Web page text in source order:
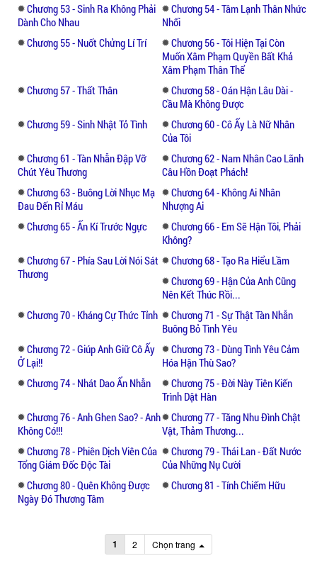
Chương 53 - Sinh Ra Không Phải
Dành Cho Nhau
Chương 54 - Tâm Lạnh Thân Nhức
Nhối
Chương 55 - Nuốt Chửng Lí Trí
Chương 56 - Tôi Hiện Tại Còn
Muốn Xâm Phạm Quyền Bất Khả
Xâm Phạm Thân Thể
Chương 57 - Thất Thân
Chương 58 - Oán Hận Lâu Dài -
Cầu Mà Không Được
Chương 59 - Sinh Nhật Tỏ Tình
Chương 60 - Cô Ấy Là Nữ Nhân
Của Tôi
Chương 61 - Tàn Nhẫn Đập Vỡ
Chút Yêu Thương
Chương 62 - Nam Nhân Cao Lãnh
Câu Hồn Đoạt Phách!
Chương 63 - Buông Lời Nhục Mạ
Đau Đến Rỉ Máu
Chương 64 - Không Ai Nhân
Nhượng Ai
Chương 65 - Ấn Kí Trước Ngực
Chương 66 - Em Sẽ Hận Tôi, Phải
Không?
Chương 67 - Phía Sau Lời Nói Sát
Thương
Chương 68 - Tạo Ra Hiểu Lầm
Chương 69 - Hận Của Anh Cũng
Nên Kết Thúc Rồi...
Chương 70 - Kháng Cự Thức Tỉnh
Chương 71 - Sự Thật Tàn Nhẫn
Buông Bỏ Tình Yêu
Chương 72 - Giúp Anh Giữ Cô Ấy
Ở Lại!!
Chương 73 - Dùng Tình Yêu Cảm
Hóa Hận Thù Sao?
Chương 74 - Nhát Dao Ẩn Nhẫn
Chương 75 - Đời Này Tiên Kiến
Trình Dật Hàn
Chương 76 - Anh Ghen Sao? - Anh
Không Có!!!
Chương 77 - Tăng Nhu Đình Chật
Vật, Thảm Thương...
Chương 78 - Phiên Dịch Viên Của
Tổng Giám Đốc Độc Tài
Chương 79 - Thái Lan - Đất Nước
Của Những Nụ Cười
Chương 80 - Quên Không Được
Ngày Đó Thương Tâm
Chương 81 - Tính Chiếm Hữu
1 2 Chọn trang